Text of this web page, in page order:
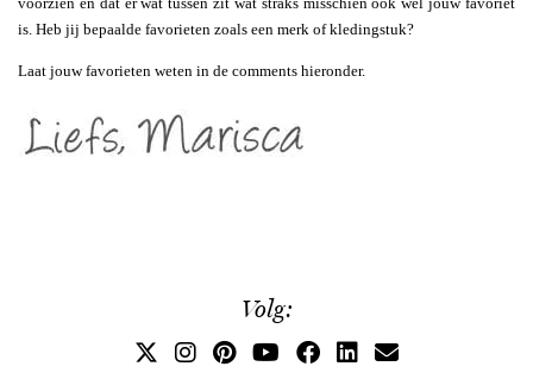
is. Heb jij bepaalde favorieten zoals een merk of kledingstuk?
Laat jouw favorieten weten in de comments hieronder.
Volg: